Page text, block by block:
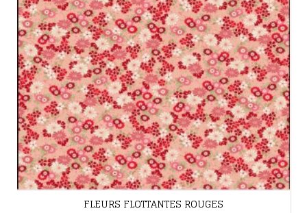
FLEURS FLOTTANTES ROUGES